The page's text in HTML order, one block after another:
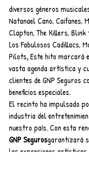
diversos géneros
Natanael Cano, Caifanes,
Clapton, The Killers, Blink
Los Fabulosos Cadillacs,
Pilots. Este hito marcará
vasta agenda artística y
clientes de GNP Seguros
beneficios especiales.
El recinto ha impulsado
industria del
nuestro país. Con esta
GNP Segurosgarantizará
las expresiones